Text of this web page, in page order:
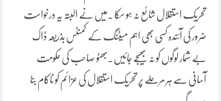
تحریک استقلال شائع نہ ہو سکا ۔میں نے البتہ یہ درخواست
ضرور کی آئندہ کسی بھی اہم میٹنگ کے کمنٹس بذریعہ ڈاک
بے شمار لوگوں کو نہ بھیجے جائیں۔بھٹو صاحب کی حکومت
آسانی سے ہر مرحلے پر تحریک استقلال کی عزائم کو ناکام بنا